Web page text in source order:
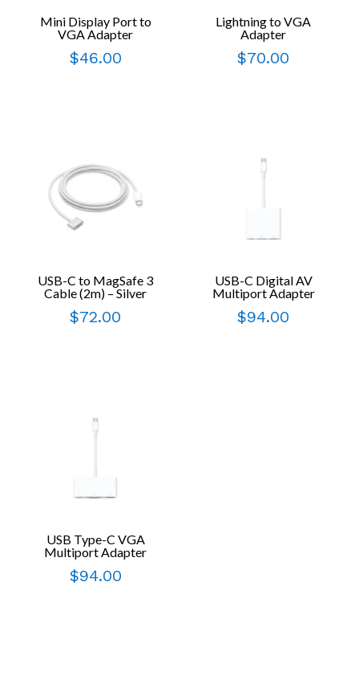
Mini Display Port to
VGA Adapter
$46.00
Lightning to VGA
Adapter
$70.00
USB-C to MagSafe 3
Cable (2m) – Silver
$72.00
USB-C Digital AV
Multiport Adapter
$94.00
USB Type-C VGA
Multiport Adapter
$94.00